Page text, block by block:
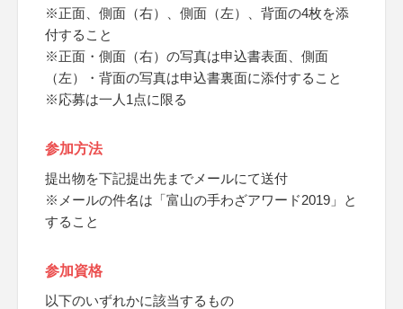
※正面、側面（右）、側面（左）、背面の4枚を添
付すること
※正面・側面（右）の写真は申込書表面、側面
（左）・背面の写真は申込書裏面に添付すること
※応募は一人1点に限る
参加方法
提出物を下記提出先までメールにて送付
※メールの件名は「富山の手わざアワード2019」と
すること
参加資格
以下のいずれかに該当するもの